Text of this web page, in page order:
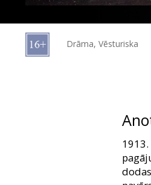
kartes
Drāma, Vēsturiska